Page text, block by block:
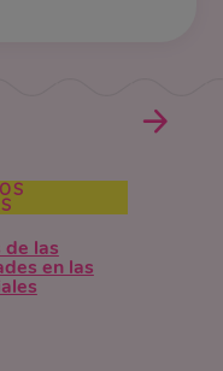
de las
en las